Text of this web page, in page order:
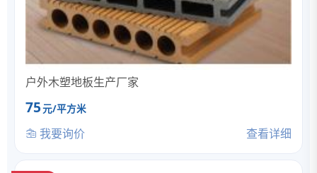
户外木塑地板生产厂家
75元/平方米
我要询价 查看详细